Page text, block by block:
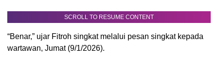
SCROLL TO RESUME CONTENT
“Benar,” ujar Fitroh singkat melalui pesan singkat kepada
wartawan, Jumat (9/1/2026).